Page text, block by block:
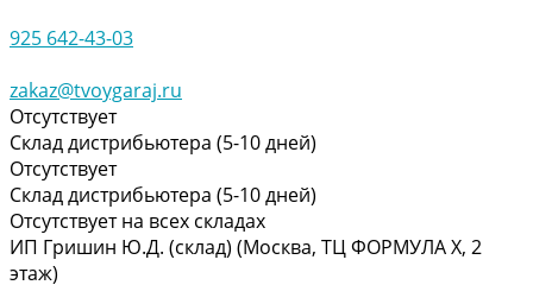
925 642-43-03
zakaz@tvoygaraj.ru
Отсутствует
Склад дистрибьютера (5-10 дней)
Отсутствует
Склад дистрибьютера (5-10 дней)
Отсутствует на всех складах
ИП Гришин Ю.Д. (склад) (Москва, ТЦ ФОРМУЛА Х, 2
этаж)